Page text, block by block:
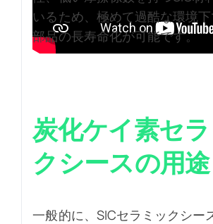
いるため、極めて過酷な環境
部品の長寿命化が可能です。
炭化ケイ素セ
クシースの用途
一般的に、SICセラミックシー